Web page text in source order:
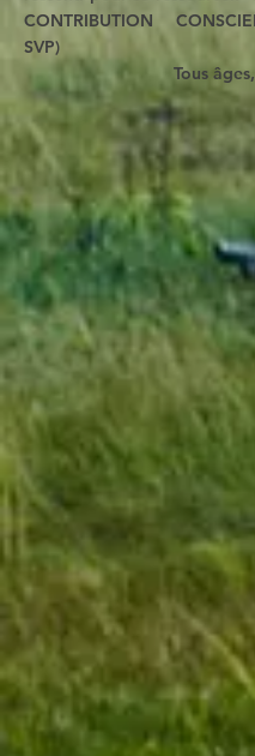
CONTRIBUTION
SVP)
Tous